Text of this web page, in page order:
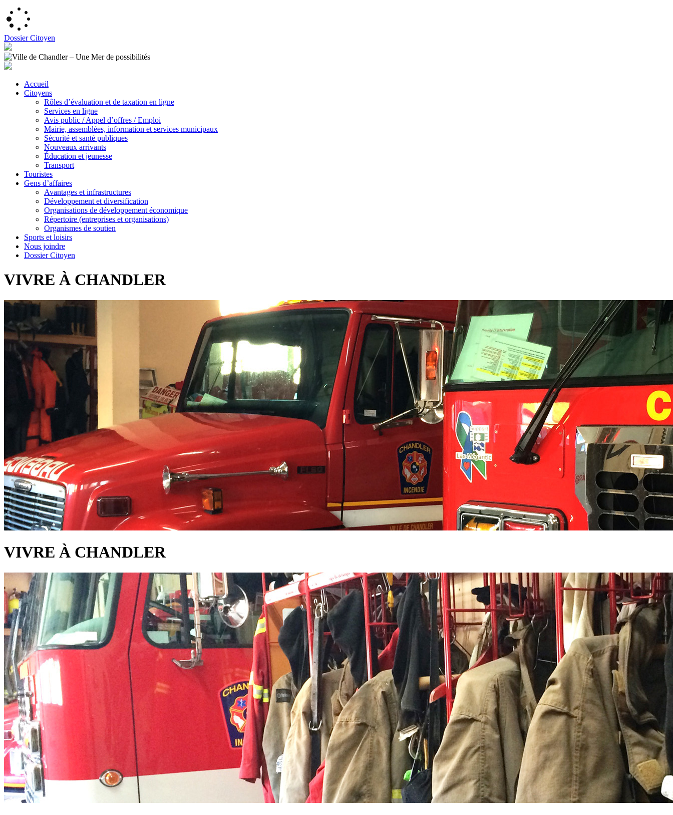
Dossier Citoyen
Accueil
Citoyens
Rôles d’évaluation et de taxation en ligne
Services en ligne
Avis public / Appel d’offres / Emploi
Mairie, assemblées, information et services municipaux
Sécurité et santé publiques
Nouveaux arrivants
Éducation et jeunesse
Transport
Touristes
Gens d’affaires
Avantages et infrastructures
Développement et diversification
Organisations de développement économique
Répertoire (entreprises et organisations)
Organismes de soutien
Sports et loisirs
Nous joindre
Dossier Citoyen
VIVRE À CHANDLER
VIVRE À CHANDLER